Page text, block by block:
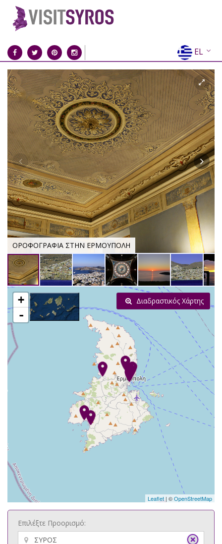
EL
EN
FR
DE
IT
ES
RU
CN
ΟΡΟΦΟΓΡΑΦΙΑ ΣΤΗΝ ΕΡΜΟΥΠΟΛΗ
+
-
Leaflet | ©OpenStreetMap
Διαδραστικός Χάρτης
Επιλέξτε Προορισμό: